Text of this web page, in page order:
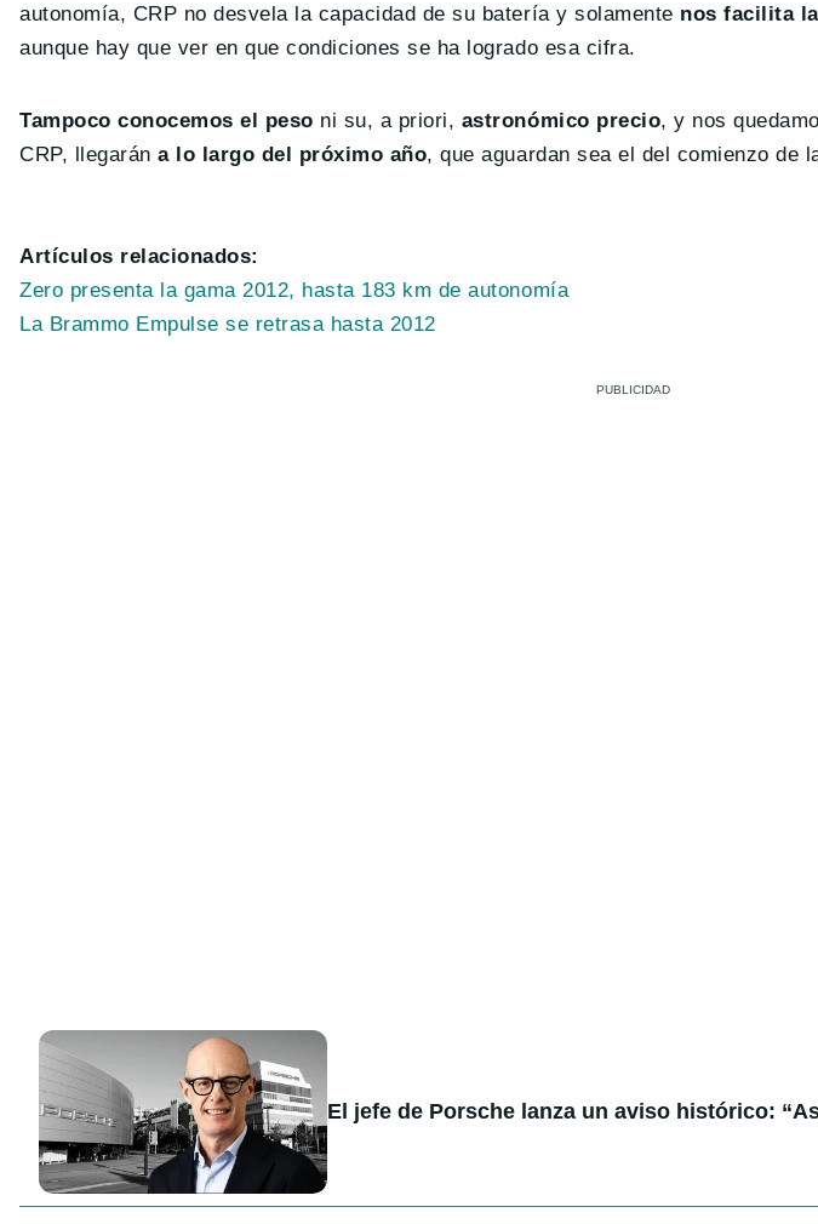
autonomía, CRP no desvela la capacidad de su batería y solamente nos facilita
aunque hay que ver en que condiciones se ha logrado esa cifra.
Tampoco conocemos el peso ni su, a priori, astronómico precio, y nos
CRP, llegarána lo largo del próximo año, que aguardan sea el del comienzo de
Artículos relacionados:
Zero presenta la gama 2012, hasta 183 km de autonomía
La Brammo Empulse se retrasa hasta 2012
El jefe de Porsche lanza un aviso histórico: